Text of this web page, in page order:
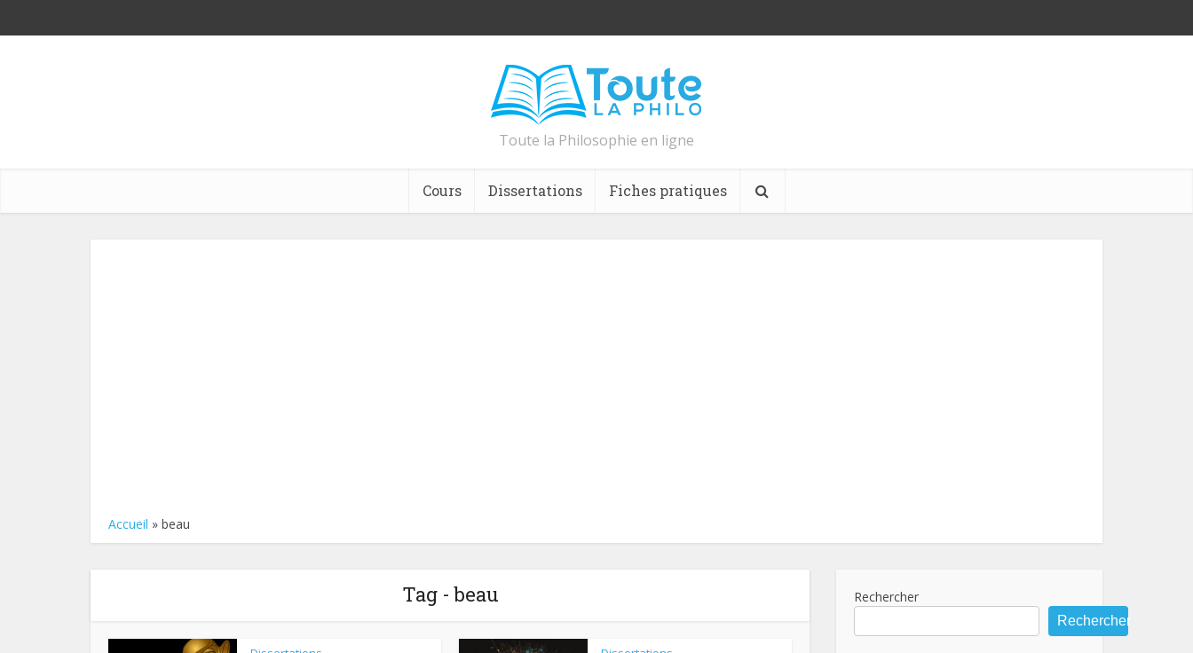
Toute la Philosophie en ligne
Cours Dissertations Fiches pratiques
Accueil » beau
Tag - beau Rechercher
Rechercher